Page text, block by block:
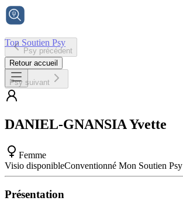
Ton Soutien Psy
Accueil
Psy précédent
Retour accueil
Psy suivant
DANIEL-GNANSIAYvette
Femme
Visio disponibleConventionné Mon Soutien Psy
Présentation